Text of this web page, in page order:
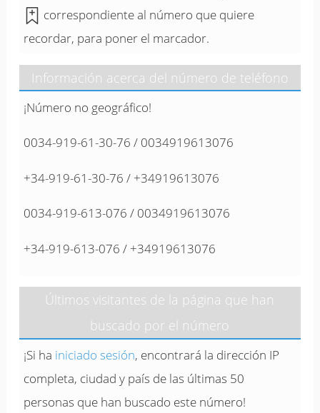
correspondiente al número que quiere
recordar, para poner el marcador.
Información acerca del número de teléfono
¡Número no geográfico!
0034-919-61-30-76 / 0034919613076
+34-919-61-30-76 / +34919613076
0034-919-613-076 / 0034919613076
+34-919-613-076 / +34919613076
Últimos visitantes de la página que han
buscado por el número
¡Si ha iniciado sesión, encontrará la dirección IP
completa, ciudad y país de las últimas 50
personas que han buscado este número!